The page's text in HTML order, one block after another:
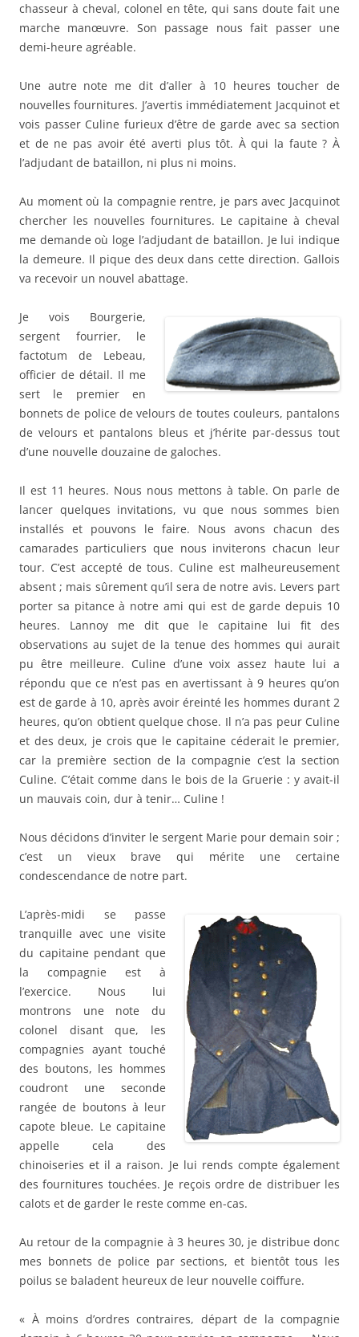
chasseur à cheval, colonel en tête, qui sans doute fait une
marche manœuvre. Son passage nous fait passer une
demi-heure agréable.
Une autre note me dit d’aller à 10 heures toucher de
nouvelles fournitures. J’avertis immédiatement Jacquinot et
vois passer Culine furieux d’être de garde avec sa section
et de ne pas avoir été averti plus tôt. À qui la faute ? À
l’adjudant de bataillon, ni plus ni moins.
Au moment où la compagnie rentre, je pars avec Jacquinot
chercher les nouvelles fournitures. Le capitaine à cheval
me demande où loge l’adjudant de bataillon. Je lui indique
la demeure. Il pique des deux dans cette direction. Gallois
va recevoir un nouvel abattage.
Je vois Bourgerie,
sergent fourrier, le
factotum de Lebeau,
officier de détail. Il me
sert le premier en
bonnets de police de velours de toutes couleurs, pantalons
de velours et pantalons bleus et j’hérite par-dessus tout
d’une nouvelle douzaine de galoches.
Il est 11 heures. Nous nous mettons à table. On parle de
lancer quelques invitations, vu que nous sommes bien
installés et pouvons le faire. Nous avons chacun des
camarades particuliers que nous inviterons chacun leur
tour. C’est accepté de tous. Culine est malheureusement
absent ; mais sûrement qu’il sera de notre avis. Levers part
porter sa pitance à notre ami qui est de garde depuis 10
heures. Lannoy me dit que le capitaine lui fit des
observations au sujet de la tenue des hommes qui aurait
pu être meilleure. Culine d’une voix assez haute lui a
répondu que ce n’est pas en avertissant à 9 heures qu’on
est de garde à 10, après avoir éreinté les hommes durant 2
heures, qu’on obtient quelque chose. Il n’a pas peur Culine
et des deux, je crois que le capitaine céderait le premier,
car la première section de la compagnie c’est la section
Culine. C’était comme dans le bois de la Gruerie : y avait-il
un mauvais coin, dur à tenir… Culine !
Nous décidons d’inviter le sergent Marie pour demain soir ;
c’est un vieux brave qui mérite une certaine
condescendance de notre part.
L’après-midi se passe
tranquille avec une visite
du capitaine pendant que
la compagnie est à
l’exercice. Nous lui
montrons une note du
colonel disant que, les
compagnies ayant touché
des boutons, les hommes
coudront une seconde
rangée de boutons à leur
capote bleue. Le capitaine
appelle cela des
chinoiseries et il a raison. Je lui rends compte également
des fournitures touchées. Je reçois ordre de distribuer les
calots et de garder le reste comme en-cas.
Au retour de la compagnie à 3 heures 30, je distribue donc
mes bonnets de police par sections, et bientôt tous les
poilus se baladent heureux de leur nouvelle coiffure.
« À moins d’ordres contraires, départ de la compagnie